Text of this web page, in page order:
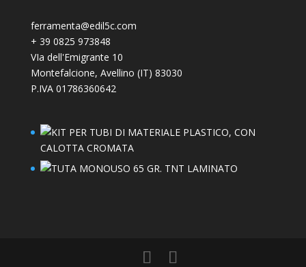
ferramenta@edil5c.com
+ 39 0825 973848
VIa dell'Emigrante 10
Montefalcione, Avellino (IT) 83030
P.IVA 01786360642